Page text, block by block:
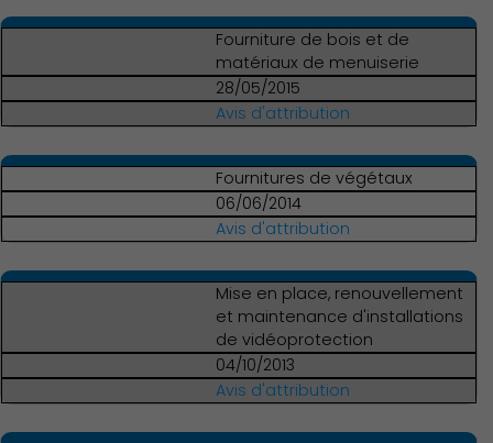
Fourniture de bois et de
matériaux de menuiserie
28/05/2015
Avis d'attribution
Fournitures de végétaux
06/06/2014
Avis d'attribution
Mise en place, renouvellement
et maintenance d'installations
de vidéoprotection
04/10/2013
Avis d'attribution